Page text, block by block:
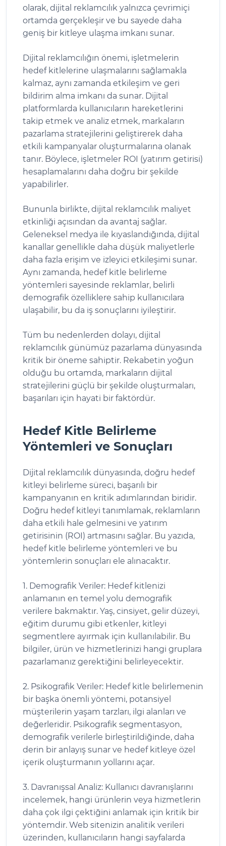
olarak, dijital reklamcılık yalnızca çevrimiçi
ortamda gerçekleşir ve bu sayede daha
geniş bir kitleye ulaşma imkanı sunar.
Dijital reklamcılığın önemi, işletmelerin
hedef kitlelerine ulaşmalarını sağlamakla
kalmaz, aynı zamanda etkileşim ve geri
bildirim alma imkanı da sunar. Dijital
platformlarda kullanıcıların hareketlerini
takip etmek ve analiz etmek, markaların
pazarlama stratejilerini geliştirerek daha
etkili kampanyalar oluşturmalarına olanak
tanır. Böylece, işletmeler ROI (yatırım getirisi)
hesaplamalarını daha doğru bir şekilde
yapabilirler.
Bununla birlikte, dijital reklamcılık maliyet
etkinliği açısından da avantaj sağlar.
Geleneksel medya ile kıyaslandığında, dijital
kanallar genellikle daha düşük maliyetlerle
daha fazla erişim ve izleyici etkileşimi sunar.
Aynı zamanda, hedef kitle belirleme
yöntemleri sayesinde reklamlar, belirli
demografik özelliklere sahip kullanıcılara
ulaşabilir, bu da iş sonuçlarını iyileştirir.
Tüm bu nedenlerden dolayı, dijital
reklamcılık günümüz pazarlama dünyasında
kritik bir öneme sahiptir. Rekabetin yoğun
olduğu bu ortamda, markaların dijital
stratejilerini güçlü bir şekilde oluşturmaları,
başarıları için hayati bir faktördür.
Hedef Kitle Belirleme
Yöntemleri ve Sonuçları
Dijital reklamcılık dünyasında, doğru hedef
kitleyi belirleme süreci, başarılı bir
kampanyanın en kritik adımlarından biridir.
Doğru hedef kitleyi tanımlamak, reklamların
daha etkili hale gelmesini ve yatırım
getirisinin (ROI) artmasını sağlar. Bu yazıda,
hedef kitle belirleme yöntemleri ve bu
yöntemlerin sonuçları ele alınacaktır.
1. Demografik Veriler: Hedef kitlenizi
anlamanın en temel yolu demografik
verilere bakmaktır. Yaş, cinsiyet, gelir düzeyi,
eğitim durumu gibi etkenler, kitleyi
segmentlere ayırmak için kullanılabilir. Bu
bilgiler, ürün ve hizmetlerinizi hangi gruplara
pazarlamanız gerektiğini belirleyecektir.
2. Psikografik Veriler: Hedef kitle belirlemenin
bir başka önemli yöntemi, potansiyel
müşterilerin yaşam tarzları, ilgi alanları ve
değerleridir. Psikografik segmentasyon,
demografik verilerle birleştirildiğinde, daha
derin bir anlayış sunar ve hedef kitleye özel
içerik oluşturmanın yollarını açar.
3. Davranışsal Analiz: Kullanıcı davranışlarını
incelemek, hangi ürünlerin veya hizmetlerin
daha çok ilgi çektiğini anlamak için kritik bir
yöntemdir. Web sitenizin analitik verileri
üzerinden, kullanıcıların hangi sayfalarda